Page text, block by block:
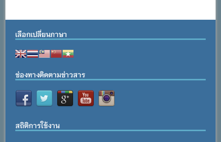
เลือกเปลี่ยนภาษา
ช่องทางติดตามข่าวสาร
สถิติการใช้งาน